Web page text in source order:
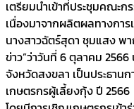
เตรียมนำเข้าที่ประชุมคณะ
เนื่องมาจากผลิตผลทางกา
นางสาวฉัตร์สุดา ชุมแสง พ
ข่าว”ว่าวันที่ 6 ตุลาคม
จังหวัดสงขลา เป็นประธาน
เกษตรกรผู้เลี้ยงกุ้ง ปี 2566